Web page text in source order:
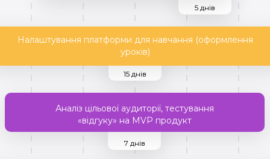
5 днів
7 днів
15 днів
Аналіз цільової аудиторії, тестування
«відгуку» на MVP продукт
Налаштування платформи для навчання (оформлення
уроків)